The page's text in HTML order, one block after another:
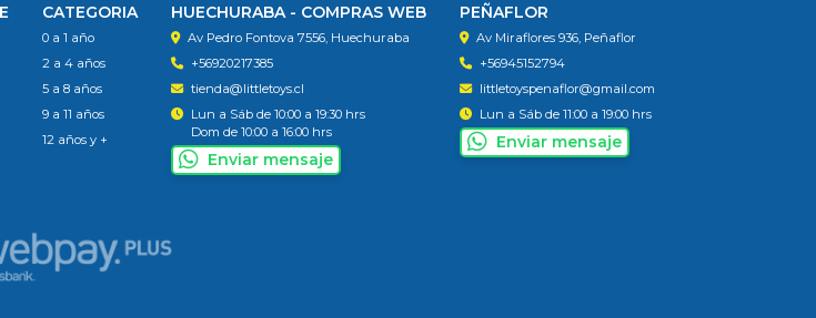
CATEGORIA
0 a 1 año
2 a 4 años
5 a 8 años
9 a 11 años
12 años y +
HUECHURABA - COMPRAS WEB
Av Pedro Fontova 7556, Huechuraba
+56920217385
tienda@littletoys.cl
Lun a Sáb de 10:00 a 19:30 hrs
Dom de 10:00 a 16:00 hrs
Enviar mensaje
PEÑAFLOR
Av Miraflores 936, Peñaflor
+56945152794
littletoyspenaflor@gmail.com
Lun a Sáb de 11:00 a 19:00 hrs
Enviar mensaje